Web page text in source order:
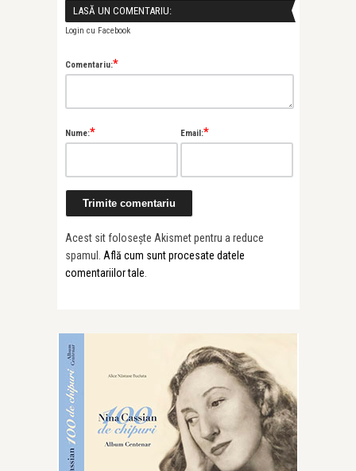
LASĂ UN COMENTARIU:
Login cu Facebook
Comentariu:*
Nume:* Email:*
Acest sit folosește Akismet pentru a reduce
spamul. Află cum sunt procesate datele
comentariilor tale.